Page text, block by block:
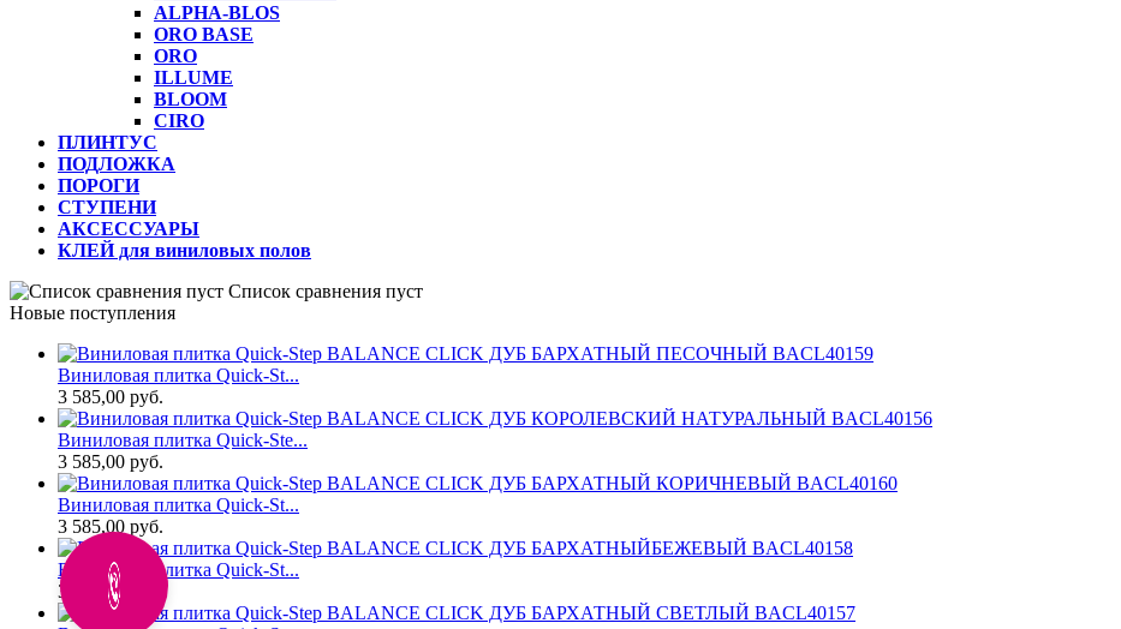
ALPHA-BLOS
ORO BASE
ORO
ILLUME
BLOOM
CIRO
ПЛИНТУС
ПОДЛОЖКА
ПОРОГИ
СТУПЕНИ
АКСЕССУАРЫ
КЛЕЙ для виниловых полов
Список сравнения пуст
Новые поступления
Виниловая плитка Quick-St...
3 585,00 руб.
Виниловая плитка Quick-Ste...
3 585,00 руб.
Виниловая плитка Quick-St...
3 585,00 руб.
Виниловая плитка Quick-St...
3 585,00 руб.